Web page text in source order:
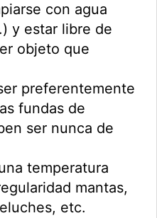
con agua
y estar libre de
objeto que
preferentemente
fundas de
ser nunca de
temperatura
mantas,
etc.